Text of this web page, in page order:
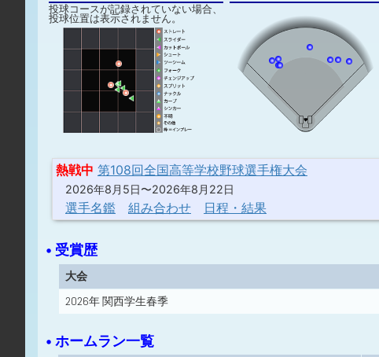
投球コースが記録されていない場合、
投球位置は表示されません。
熱戦中 第108回全国高等学校野球選手権大会
2026年8月5日〜2026年8月22日
選手名鑑 組み合わせ 日程・結果
• 受賞歴
大会
2026年 関西学生春季
• ホームラン一覧